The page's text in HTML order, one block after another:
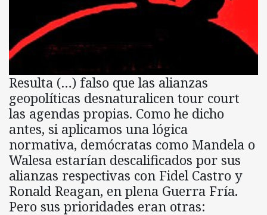
Resulta (…) falso que las alianzas
geopolíticas desnaturalicen tour court
las agendas propias. Como he dicho
antes, si aplicamos una lógica
normativa, demócratas como Mandela o
Walesa estarían descalificados por sus
alianzas respectivas con Fidel Castro y
Ronald Reagan, en plena Guerra Fría.
Pero sus prioridades eran otras: